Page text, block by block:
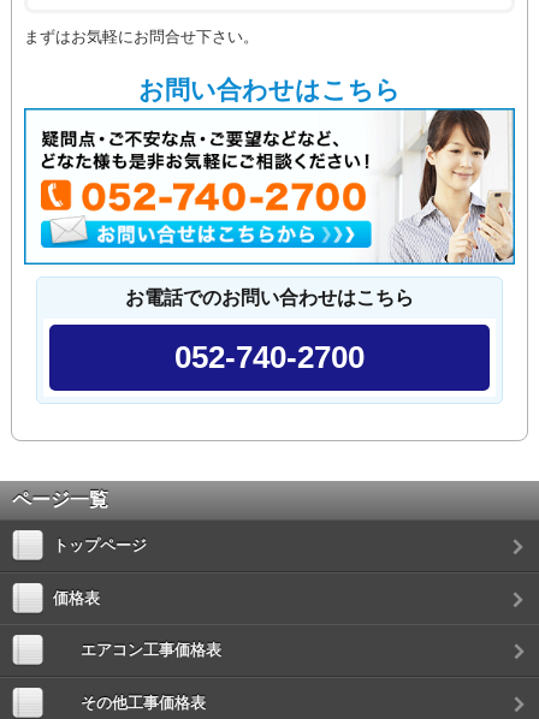
まずはお気軽にお問合せ下さい。
お問い合わせはこちら
お電話でのお問い合わせはこちら
052-740-2700
ページ一覧
トップページ
価格表
エアコン工事価格表
その他工事価格表